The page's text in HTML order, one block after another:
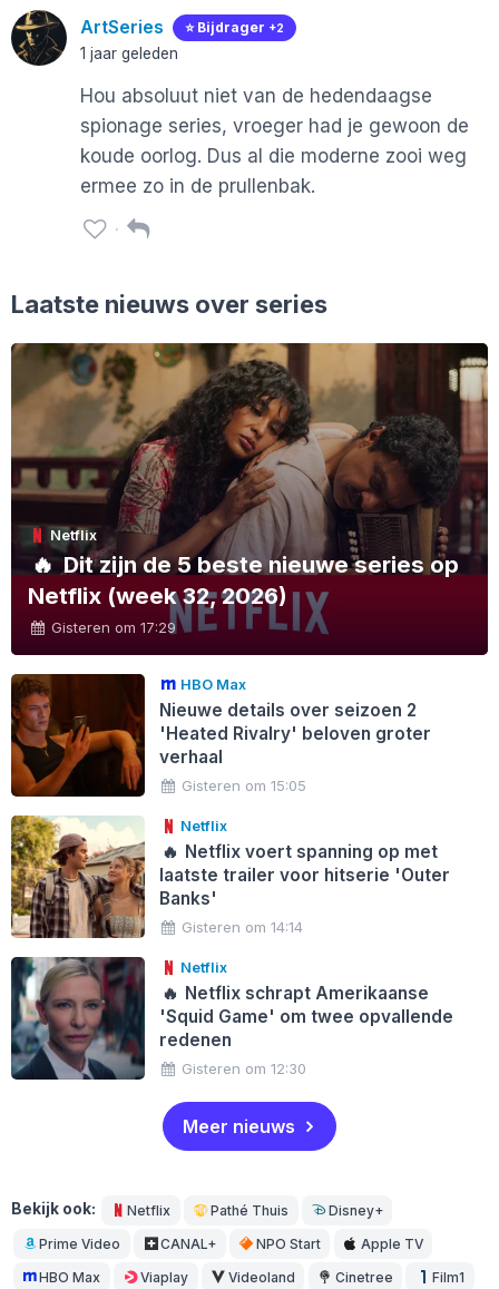
ArtSeries ⭐️ Bijdrager +2
1 jaar geleden
Hou absoluut niet van de hedendaagse
spionage series, vroeger had je gewoon de
koude oorlog. Dus al die moderne zooi weg
ermee zo in de prullenbak.
Laatste nieuws over series
Netflix
🔥Dit zijn de 5 beste nieuwe series op
Netflix (week 32, 2026)
Gisteren om 17:29
HBO Max
Nieuwe details over seizoen 2
'Heated Rivalry' beloven groter
verhaal
Gisteren om 15:05
Netflix
🔥 Netflix voert spanning op met
laatste trailer voor hitserie 'Outer
Banks'
Gisteren om 14:14
Netflix
🔥 Netflix schrapt Amerikaanse
'Squid Game' om twee opvallende
redenen
Gisteren om 12:30
Meer nieuws
Bekijk ook: Netflix Pathé Thuis Disney+
Prime Video CANAL+ NPO Start Apple TV
HBO Max Viaplay Videoland Cinetree Film1